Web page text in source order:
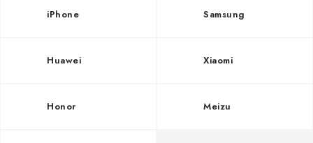
BRAŠNY NA NOTEBOOKY
iPhone Samsung
Huawei Xiaomi
Honor Meizu